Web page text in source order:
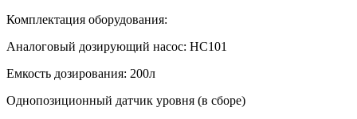
Комплектация оборудования:
Аналоговый дозирующий насос: HC101
Емкость дозирования: 200л
Однопозиционный датчик уровня (в сборе)